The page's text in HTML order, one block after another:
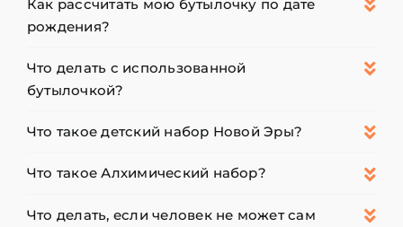
Как рассчитать мою бутылочку по дате
рождения?
Что делать с использованной
бутылочкой?
Что такое детский набор Новой Эры?
Что такое Алхимический набор?
Что делать, если человек не может сам